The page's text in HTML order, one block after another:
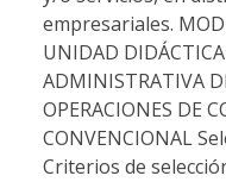
empresariales.
UNIDAD
ADMINISTRATIVA
OPERACIONES DE
CONVENCIONAL
Criterios de